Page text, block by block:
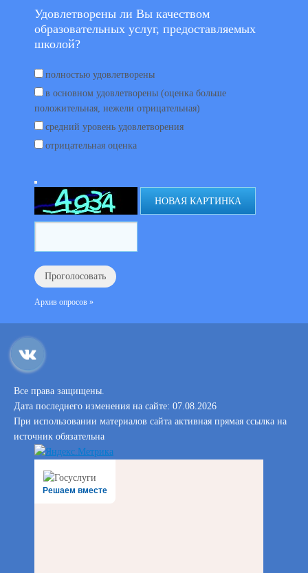
Удовлетворены ли Вы качеством
образовательных услуг, предоставляемых
школой?
полностью удовлетворены
в основном удовлетворены (оценка больше
положительная, нежели отрицательная)
средний уровень удовлетворения
отрицательная оценка
НОВАЯ КАРТИНКА
Архив опросов »
Все права защищены.
Дата последнего изменения на сайте: 07.08.2026
При использовании материалов сайта активная прямая ссылка на
источник обязательна
Решаем вместе